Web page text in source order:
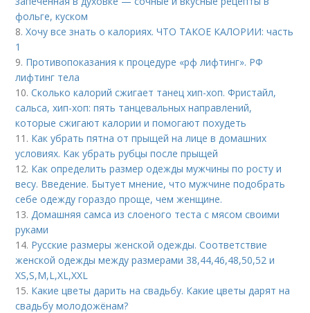
фольге, куском
8.Хочу все знать о калориях. ЧТО ТАКОЕ КАЛОРИИ: часть
1
9. Противопоказания к процедуре «рф лифтинг». РФ
лифтинг тела
10.Сколько калорий сжигает танец хип-хоп. Фристайл,
сальса, хип-хоп: пять танцевальных направлений,
которые сжигают калории и помогают похудеть
11. Как убрать пятна от прыщей на лице в домашних
условиях. Как убрать рубцы после прыщей
12. Как определить размер одежды мужчины по росту и
весу. Введение. Бытует мнение, что мужчине подобрать
себе одежду гораздо проще, чем женщине.
13. Домашняя самса из слоеного теста с мясом своими
руками
14. Русские размеры женской одежды. Соответствие
женской одежды между размерами 38,44,46,48,50,52 и
ХS,S,M,L,XL,XXL
15. Какие цветы дарить на свадьбу. Какие цветы дарят на
свадьбу молодожёнам?